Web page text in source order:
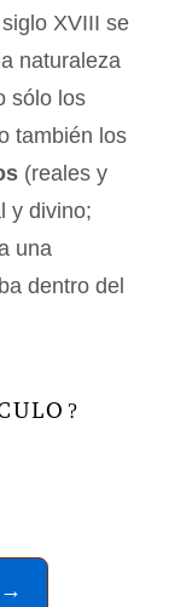
XVIII se
naturaleza
sólo los
también los
(reales y
y divino;
una
dentro del
?